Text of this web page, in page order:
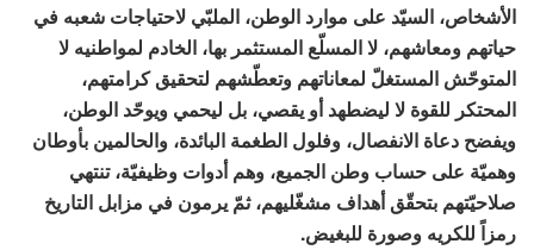
الأشخاص، السيّد على موارد الوطن، الملبّي لاحتياجات شعبه في
حياتهم ومعاشهم، لا المسلّع المستثمر بها، الخادم لمواطنيه لا
المتوحّش المستغلّ لمعاناتهم وتعطّشهم لتحقيق كرامتهم،
المحتكر للقوة لا ليضطهد أو يقصي، بل ليحمي ويوحّد الوطن،
ويفضح دعاة الانفصال، وفلول الطغمة البائدة، والحالمين بأوطان
وهميّة على حساب وطن الجميع، وهم أدوات وظيفيّة، تنتهي
صلاحيّتهم بتحقّق أهداف مشغّليهم، ثمّ يرمون في مزابل التاريخ
رمزاً للكريه وصورة للبغيض.